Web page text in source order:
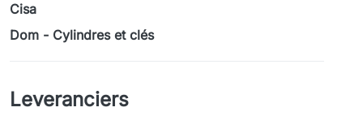
Cisa
Dom - Cylindres et clés
Leveranciers